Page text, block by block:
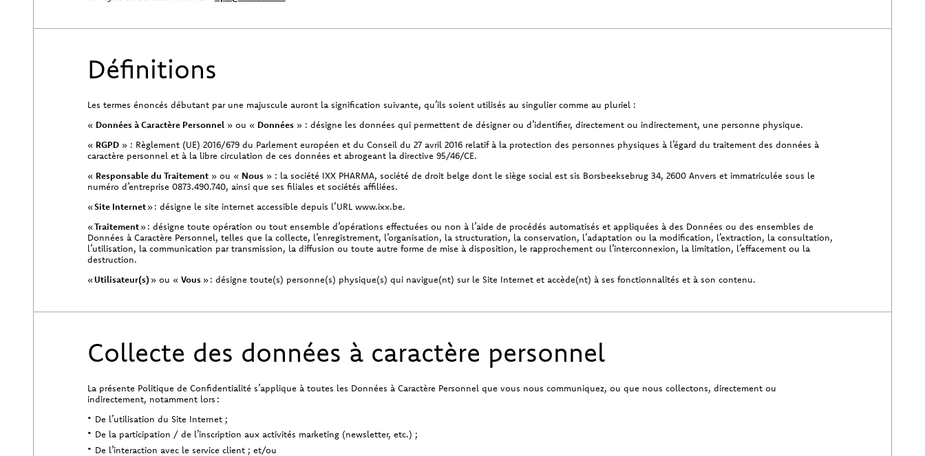
Définitions
Les termes énoncés débutant par une majuscule auront la signification suivante, qu’ils soient utilisés au singulier comme au pluriel :
« Données à Caractère Personnel» ou « Données» : désigne les données qui permettent de désigner ou d’identifier, directement ou indirectement, une personne physique.
« RGPD» : Règlement (UE) 2016/679 du Parlement européen et du Conseil du 27 avril 2016 relatif à la protection des personnes physiques à l’égard du traitement des données à
caractère personnel et à la libre circulation de ces données et abrogeant la directive 95/46/CE.
« Responsable du Traitement» ou « Nous» : la société IXX PHARMA, société de droit belge dont le siège social est sis Borsbeeksebrug 34, 2600 Anvers et immatriculée sous le
numéro d’entreprise 0873.490.740, ainsi que ses filiales et sociétés affiliées.
«Site Internet» : désigne le site internet accessible depuis l’URL www.ixx.be.
«Traitement» : désigne toute opération ou tout ensemble d’opérations effectuées ou non à l’aide de procédés automatisés et appliquées à des Données ou des ensembles de
Données à Caractère Personnel, telles que la collecte, l’enregistrement, l’organisation, la structuration, la conservation, l’adaptation ou la modification, l’extraction, la consultation,
l’utilisation, la communication par transmission, la diffusion ou toute autre forme de mise à disposition, le rapprochement ou l’interconnexion, la limitation, l’effacement ou la
destruction.
«Utilisateur(s) » ou « Vous » : désigne toute(s) personne(s) physique(s) qui navigue(nt) sur le Site Internet et accède(nt) à ses fonctionnalités et à son contenu.
Collecte des données à caractère personnel
La présente Politique de Confidentialité s’applique à toutes les Données à Caractère Personnel que vous nous communiquez, ou que nous collectons, directement ou
indirectement, notamment lors :
De l’utilisation du Site Internet ;
De la participation / de l’inscription aux activités marketing (newsletter, etc.) ;
De l’interaction avec le service client ; et/ou